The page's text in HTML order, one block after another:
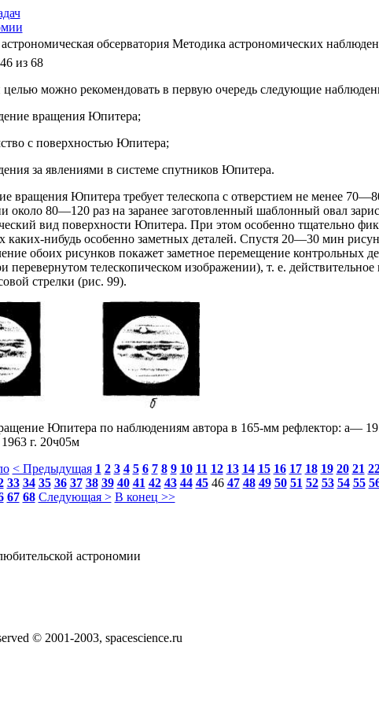
обсерватория Методика астрономических
из 68
можно рекомендовать в первую очередь следующие
вращения Юпитера;
с поверхностью Юпитера;
за явлениями в системе спутников Юпитера.
вращения Юпитера требует телескопа с отверстием не менее
около 80—120 раз на заранее заготовленный шаблонный овал
вид поверхности Юпитера. При этом особенно тщательно
каких-нибудь особенно заметных деталей. Спустя 20—30 мин
обоих рисунков покажет заметное перемещение контрольных
перевернутом телескопическом изображении), т. е.
стрелки (рис. 99).
Юпитера по наблюдениям автора в 165-мм рефлектор: a—
г. 20ч05м
< Предыдущая 1 2 3 4 5 6 7 8 9 10 11 12 13 14 15 16 17 18 19 20 21
33 34 35 36 37 38 39 40 41 42 43 44 45 46 47 48 49 50 51 52 53 54 55
67 68 Следующая > В конец >>
астрономии
© 2001-2003, spacescience.ru